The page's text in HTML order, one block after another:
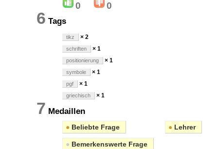
0 0
6 Tags
tikz × 2
schriften × 1
positionierung × 1
symbole × 1
pgf × 1
griechisch × 1
7 Medaillen
● Beliebte Frage
● Bemerkenswerte Frage
● Lehrer